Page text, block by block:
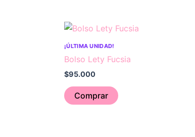
¡ÚLTIMA UNIDAD!
Bolso Lety Fucsia
$95.000
Comprar